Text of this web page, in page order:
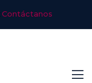
Contáctanos